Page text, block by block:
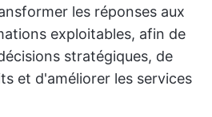
les réponses aux
exploitables, afin de
stratégiques, de
et d'améliorer les services